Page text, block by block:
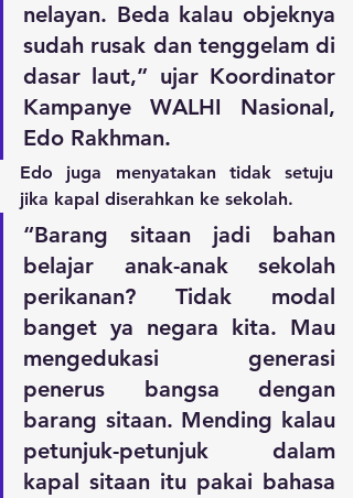
nelayan. Beda kalau objeknya
sudah rusak dan tenggelam di
dasar laut,” ujar Koordinator
Kampanye WALHI Nasional,
Edo Rakhman.
Edo juga menyatakan tidak setuju
jika kapal diserahkan ke sekolah.
“Barang sitaan jadi bahan
belajar anak-anak sekolah
perikanan? Tidak modal
banget ya negara kita. Mau
mengedukasi generasi
penerus bangsa dengan
barang sitaan. Mending kalau
petunjuk-petunjuk dalam
kapal sitaan itu pakai bahasa